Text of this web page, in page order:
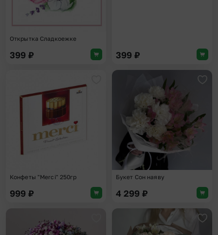
Открытка Сладкоежке
399 ₽ 399 ₽
Добавить в избранное
Конфеты "Merci" 250гр
999 ₽
Букет Сон наяву
4 299 ₽
Добавить в избранное